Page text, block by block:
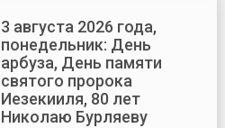
3 августа 2026 года,
понедельник: День
арбуза, День памяти
святого пророка
Иезекииля, 80 лет
Николаю Бурляеву